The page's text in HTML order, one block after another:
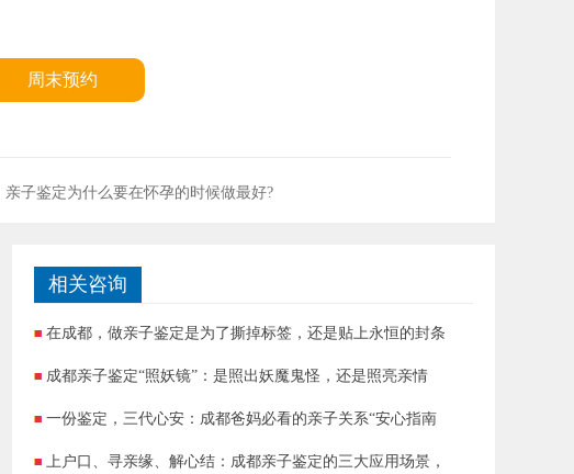
周末预约
亲子鉴定为什么要在怀孕的时候做最好?
相关咨询
在成都，做亲子鉴定是为了撕掉标签，还是贴上永恒的封条
成都亲子鉴定“照妖镜”：是照出妖魔鬼怪，还是照亮亲情
一份鉴定，三代心安：成都爸妈必看的亲子关系“安心指南
上户口、寻亲缘、解心结：成都亲子鉴定的三大应用场景，